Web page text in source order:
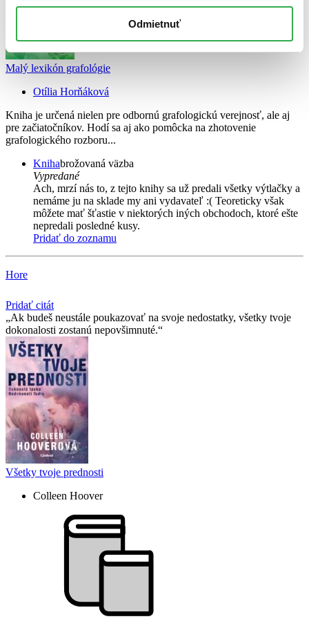
Odmietnuť
Malý lexikón grafológie
Otília Horňáková
Kniha je určená nielen pre odbornú grafologickú verejnosť, ale aj
pre začiatočníkov. Hodí sa aj ako pomôcka na zhotovenie
grafologického rozboru...
Knihabrožovaná väzba
Vypredané
Ach, mrzí nás to, z tejto knihy sa už predali všetky výtlačky a
nemáme ju na sklade my ani vydavateľ :( Teoreticky však
môžete mať šťastie v niektorých iných obchodoch, ktoré ešte
nepredali posledné kusy.
Pridať do zoznamu
Hore
Pridať citát
Ak budeš neustále poukazovať na svoje nedostatky, všetky tvoje
dokonalosti zostanú nepovšimnuté.
Všetky tvoje prednosti
Colleen Hoover